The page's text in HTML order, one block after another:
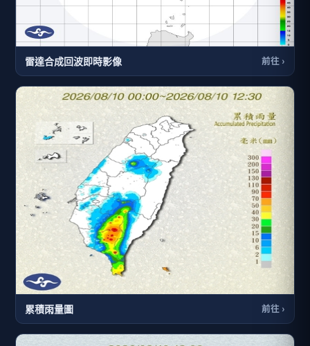
雷達合成回波即時影像 前往 ›
累積雨量圖 前往 ›